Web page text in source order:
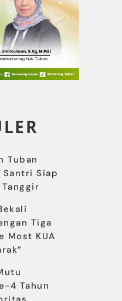
Tuban
Santri Siap
Tiga
Most KUA
4 Tahun